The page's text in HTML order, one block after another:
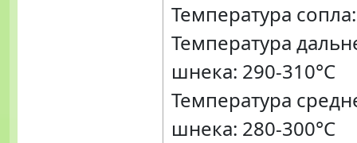
Температура
Температура
шнека: 290-310°C
Температура
шнека: 280-300°C